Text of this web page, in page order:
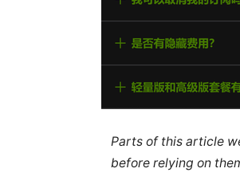
Parts of this article
before relying on